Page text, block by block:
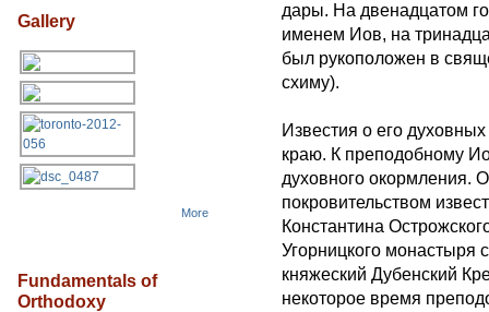
дары. На двенадцатом
именем Иов, на
был рукоположен в
схиму).
Известия о его
краю. К преподобному
духовного окормления.
покровительством
Константина
Угорницкого монастыря
княжеский Дубенский
некоторое время
Gallery
More
Fundamentals of
Orthodoxy